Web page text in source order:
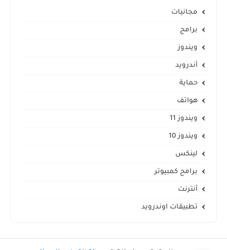
مجانيات
برامج
ويندوز
أندرويد
حماية
هواتف
ويندوز 11
ويندوز 10
لينكس
برامج كمبيوتر
أنترنت
تطبيقات اوندرويد